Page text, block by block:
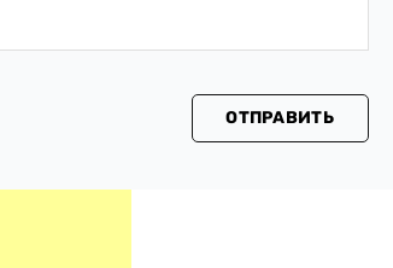
ОТПРАВИТЬ